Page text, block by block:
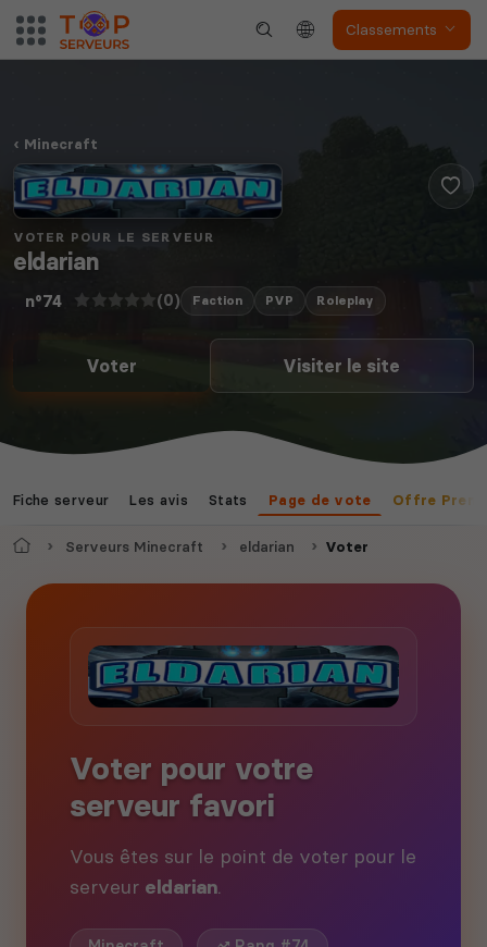
Classements
Minecraft
VOTER POUR LE SERVEUR
eldarian
n°74 (0) Faction PVP Roleplay
Voter Visiter le site
Fiche serveur Les avis Stats Page de vote Offre
AccueilServeurs Minecraft eldarian Voter
Voter pour votre
serveur favori
Vous êtes sur le point de voter pour le
serveur eldarian.